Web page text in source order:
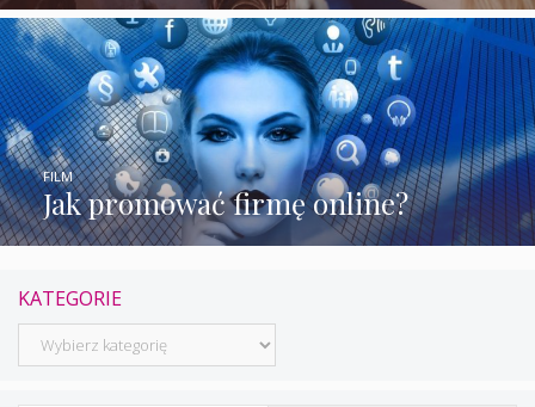
Jak promować firmę online?
FILM
KATEGORIE
Kategorie